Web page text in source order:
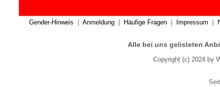
Gender-Hinweis Anmeldung| Häufige Fragen| Impressum
Alle bei uns gelisteten
Copyright (c) 2024 by